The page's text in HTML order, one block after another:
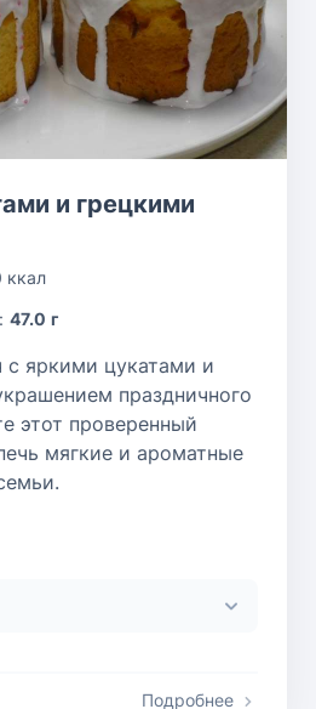
и грецкими
ккал
47.0 г
с яркими цукатами и
праздничного
этот проверенный
мягкие и ароматные
Подробнее